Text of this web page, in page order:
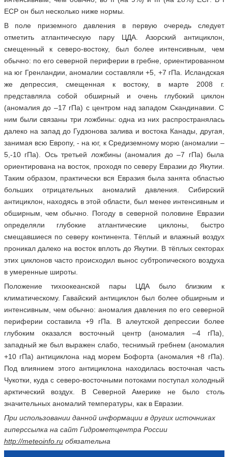
ЕСР он был несколько ниже нормы.
В поле приземного давления в первую очередь следует
отметить атлантическую пару ЦДА. Азорский антициклон,
смещенный к северо-востоку, был более интенсивным, чем
обычно: по его северной периферии в гребне, ориентированном
на юг Гренландии, аномалии составляли +5, +7 гПа. Исландская
же депрессия, смещенная к востоку, в марте 2008 г.
представляла собой обширный и очень глубокий циклон
(аномалия до –17 гПа) с центром над западом Скандинавии. С
ним были связаны три ложбины: одна из них распространялась
далеко на запад до Гудзонова залива и востока Канады, другая,
занимая всю Европу, - на юг, к Средиземному морю (аномалии –
5,-10 гПа). Ось третьей ложбины (аномалия до –7 гПа) была
ориентирована на восток, проходя по северу Евразии до Якутии.
Таким образом, практически вся Евразия была занята областью
больших отрицательных аномалий давления. Сибирский
антициклон, находясь в этой области, был менее интенсивным и
обширным, чем обычно. Погоду в северной половине Евразии
определяли глубокие атлантические циклоны, быстро
смещавшиеся по северу континента. Тёплый и влажный воздух
проникал далеко на восток вплоть до Якутии. В тёплых секторах
этих циклонов часто происходил вынос субтропического воздуха
в умеренные широты.
Положение тихоокеанской пары ЦДА было близким к
климатическому. Гавайский антициклон был более обширным и
интенсивным, чем обычно: аномалия давления по его северной
периферии составила +9 гПа. В алеутской депрессии более
глубоким оказался восточный центр (аномалия –4 гПа),
западный же был выражен слабо, теснимый гребнем (аномалия
+10 гПа) антициклона над морем Бофорта (аномалия +8 гПа).
Под влиянием этого антициклона находилась восточная часть
Чукотки, куда с северо-восточными потоками поступал холодный
арктический воздух. В Северной Америке не было столь
значительных аномалий температуры, как в Евразии.
При использовании данной информации в других источниках
гиперссылка на сайт Гидрометцентра России
http://meteoinfo.ruобязательна